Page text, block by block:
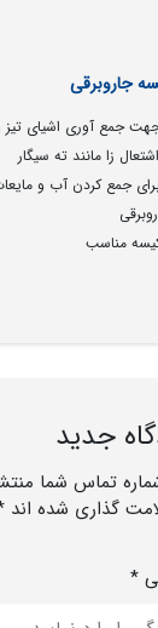
جاروبرقی
جهت جمع آوری اشیای تیز
زا مانند ته سیگار
برای جمع کردن آب و
مناسب
جدید
تماس شما
گذاری شده اند
*